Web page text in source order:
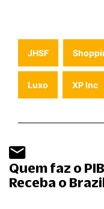
JHSF
Luxo XP Inc
Quem faz o
Receba o